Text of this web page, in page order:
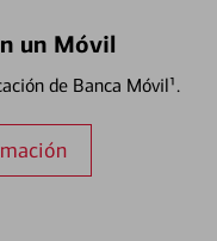
un Móvil
de Banca Móvil¹.